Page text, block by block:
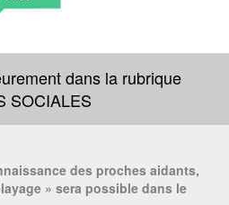
dans la rubrique
SOCIALES
des proches aidants,
» sera possible dans le